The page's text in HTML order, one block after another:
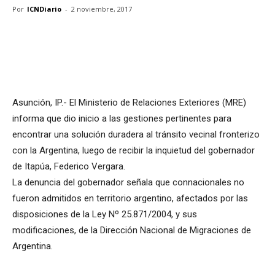
Por ICNDiario - 2 noviembre, 2017
Asunción, IP.- El Ministerio de Relaciones Exteriores (MRE)
informa que dio inicio a las gestiones pertinentes para
encontrar una solución duradera al tránsito vecinal fronterizo
con la Argentina, luego de recibir la inquietud del gobernador
de Itapúa, Federico Vergara.
La denuncia del gobernador señala que connacionales no
fueron admitidos en territorio argentino, afectados por las
disposiciones de la Ley Nº 25.871/2004, y sus
modificaciones, de la Dirección Nacional de Migraciones de
Argentina.